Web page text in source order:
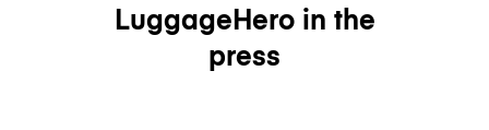
LuggageHero in the
press